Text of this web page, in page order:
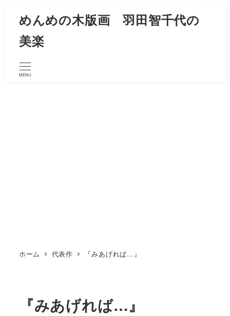
めんめの木版画 羽田智千代の
美楽
MENU
ホーム 代表作 『みあげれば…』
『みあげれば…』